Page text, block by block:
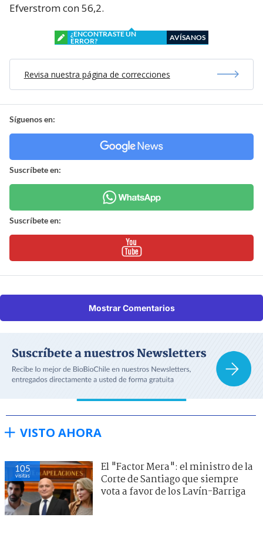
Efverstrom con 56,2.
¿ENCONTRASTE UN
ERROR?
AVÍSANOS
Revisa nuestra página de correcciones
Síguenos en:
Suscríbete en:
Suscríbete en:
Mostrar Comentarios
VISTO AHORA
105
visitas
El "Factor Mera": el ministro de la
Corte de Santiago que siempre
vota a favor de los Lavín-Barriga